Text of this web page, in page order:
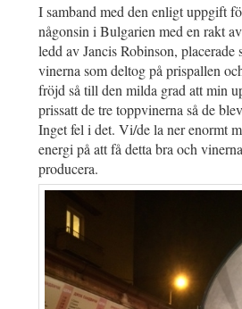
I samband med den enligt uppgift
någonsin i Bulgarien med en rakt
ledd av Jancis Robinson, placerade
vinerna som deltog på prispallen
fröjd så till den milda grad att min
prissatt de tre toppvinerna så de
Inget fel i det. Vi/de la ner enormt
energi på att få detta bra och
producera.